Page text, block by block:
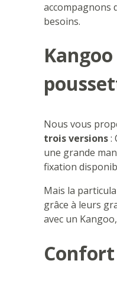
accompagnons
besoins.
Nous vous
trois versions:
une grande
fixation
Mais la
grâce à leurs
avec un